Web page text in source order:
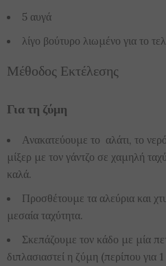
5 αυγά
λίγο βούτυρο λιωμένο για το
Μέθοδος Εκτέλεσης
Για τη ζύμη
Ανακατεύουμε το αλάτι, το
μίξερ με τον γάντζο σε χαμηλή
καλά.
Προσθέτουμε τα αλεύρια και
μεσαία ταχύτητα.
Σκεπάζουμε τον κάδο με μία
διπλασιαστεί η ζύμη (περίπου